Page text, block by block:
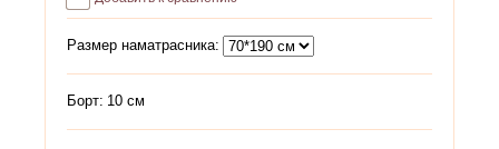
Размер наматрасника:
Борт: 10 см